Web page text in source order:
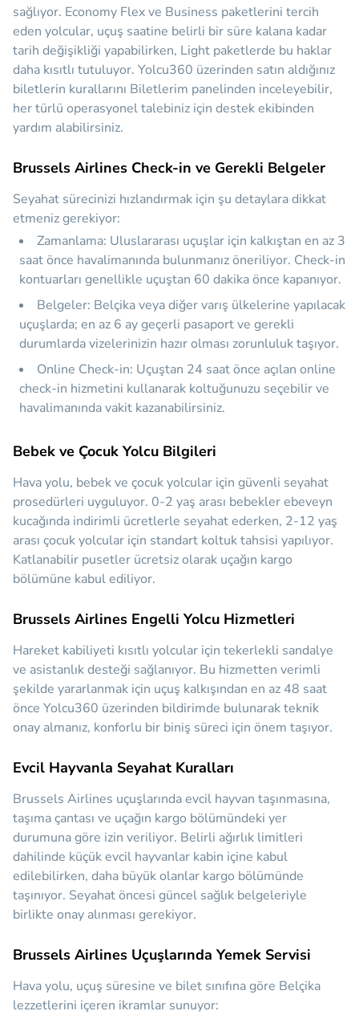
sağlıyor. Economy Flex ve Business paketlerini tercih
eden yolcular, uçuş saatine belirli bir süre kalana kadar
tarih değişikliği yapabilirken, Light paketlerde bu haklar
daha kısıtlı tutuluyor. Yolcu360 üzerinden satın aldığınız
biletlerin kurallarını Biletlerim panelinden inceleyebilir,
her türlü operasyonel talebiniz için destek ekibinden
yardım alabilirsiniz.
Brussels Airlines Check-in ve Gerekli Belgeler
Seyahat sürecinizi hızlandırmak için şu detaylara dikkat
etmeniz gerekiyor:
Zamanlama: Uluslararası uçuşlar için kalkıştan en az 3
saat önce havalimanında bulunmanız öneriliyor. Check-in
kontuarları genellikle uçuştan 60 dakika önce kapanıyor.
Belgeler: Belçika veya diğer varış ülkelerine yapılacak
uçuşlarda; en az 6 ay geçerli pasaport ve gerekli
durumlarda vizelerinizin hazır olması zorunluluk taşıyor.
Online Check-in: Uçuştan 24 saat önce açılan online
check-in hizmetini kullanarak koltuğunuzu seçebilir ve
havalimanında vakit kazanabilirsiniz.
Bebek ve Çocuk Yolcu Bilgileri
Hava yolu, bebek ve çocuk yolcular için güvenli seyahat
prosedürleri uyguluyor. 0-2 yaş arası bebekler ebeveyn
kucağında indirimli ücretlerle seyahat ederken, 2-12 yaş
arası çocuk yolcular için standart koltuk tahsisi yapılıyor.
Katlanabilir pusetler ücretsiz olarak uçağın kargo
bölümüne kabul ediliyor.
Brussels Airlines Engelli Yolcu Hizmetleri
Hareket kabiliyeti kısıtlı yolcular için tekerlekli sandalye
ve asistanlık desteği sağlanıyor. Bu hizmetten verimli
şekilde yararlanmak için uçuş kalkışından en az 48 saat
önce Yolcu360 üzerinden bildirimde bulunarak teknik
onay almanız, konforlu bir biniş süreci için önem taşıyor.
Evcil Hayvanla Seyahat Kuralları
Brussels Airlines uçuşlarında evcil hayvan taşınmasına,
taşıma çantası ve uçağın kargo bölümündeki yer
durumuna göre izin veriliyor. Belirli ağırlık limitleri
dahilinde küçük evcil hayvanlar kabin içine kabul
edilebilirken, daha büyük olanlar kargo bölümünde
taşınıyor. Seyahat öncesi güncel sağlık belgeleriyle
birlikte onay alınması gerekiyor.
Brussels Airlines Uçuşlarında Yemek Servisi
Hava yolu, uçuş süresine ve bilet sınıfına göre Belçika
lezzetlerini içeren ikramlar sunuyor: